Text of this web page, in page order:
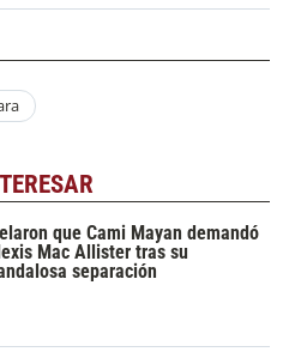
que Cami Mayan demandó
Mac Allister tras su
separación